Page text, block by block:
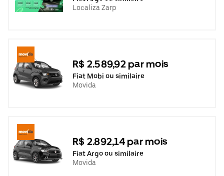
Localiza Zarp
R$ 2.589,92 par mois
Fiat Mobi ou similaire
Movida
R$ 2.892,14 par mois
Fiat Argo ou similaire
Movida